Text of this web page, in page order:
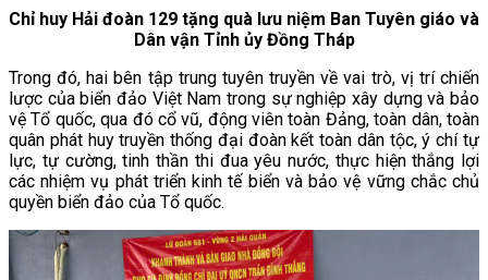
Chỉ huy Hải đoàn 129 tặng quà lưu niệm Ban Tuyên giáo và
Dân vận Tỉnh ủy Đồng Tháp
Trong đó, hai bên tập trung tuyên truyền về vai trò, vị trí chiến
lược của biển đảo Việt Nam trong sự nghiệp xây dựng và bảo
vệ Tổ quốc, qua đó cổ vũ, động viên toàn Đảng, toàn dân, toàn
quân phát huy truyền thống đại đoàn kết toàn dân tộc, ý chí tự
lực, tự cường, tinh thần thi đua yêu nước, thực hiện thắng lợi
các nhiệm vụ phát triển kinh tế biển và bảo vệ vững chắc chủ
quyền biển đảo của Tổ quốc.